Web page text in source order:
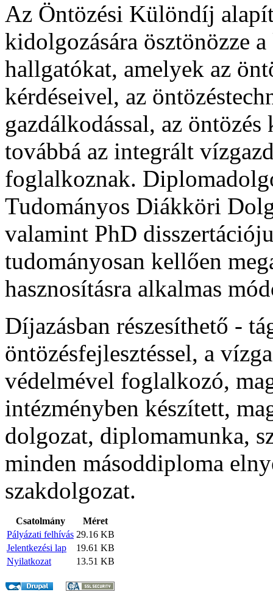
Az Öntözési Különdíj
kidolgozására ösztönözze
hallgatókat, amelyek az
kérdéseivel, az
gazdálkodással, az
továbbá az integrált
foglalkoznak.
Tudományos Diákköri
valamint PhD
tudományosan kellően
hasznosításra alkalmas
Díjazásban részesíthető -
öntözésfejlesztéssel, a
védelmével foglalkozó,
intézményben készített,
dolgozat, diplomamunka,
minden másoddiploma
szakdolgozat.
Csatolmány
Méret
Pályázati felhívás 29.16 KB
Jelentkezési lap
19.61 KB
Nyilatkozat
13.51 KB